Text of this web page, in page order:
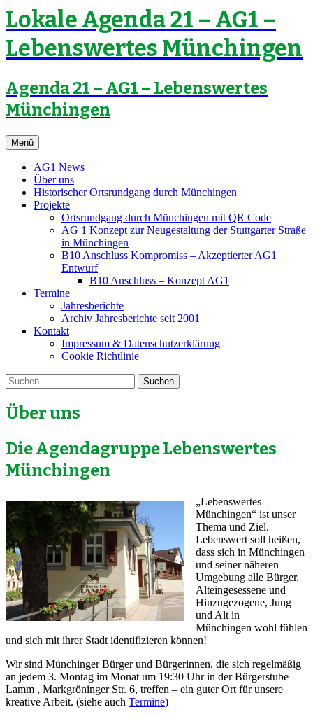
Lokale Agenda 21 – AG1 –
Lebenswertes Münchingen
Agenda 21 – AG1 – Lebenswertes
Münchingen
Menü Zum
Inhalt
springen
AG1 News
Über uns
Historischer Ortsrundgang durch Münchingen
Projekte
Ortsrundgang durch Münchingen mit QR Code
AG 1 Konzept zur Neugestaltung der Stuttgarter Straße
in Münchingen
B10 Anschluss Kompromiss – Akzeptierter AG1
Entwurf
B10 Anschluss – Konzept AG1
Termine
Jahresberichte
Archiv Jahresberichte seit 2001
Kontakt
Impressum & Datenschutzerklärung
Cookie Richtlinie
Suchen
nach:
Über uns
Die Agendagruppe Lebenswertes
Münchingen
„Lebenswertes
Münchingen“ ist unser
Thema und Ziel.
Lebenswert soll heißen,
dass sich in Münchingen
und seiner näheren
Umgebung alle Bürger,
Alteingesessene und
Hinzugezogene, Jung
und Alt in
Münchingen wohl fühlen
und sich mit ihrer Stadt identifizieren können!
Wir sind Münchinger Bürger und Bürgerinnen, die sich regelmäßig
an jedem 3. Montag im Monat um 19:30 Uhr in der Bürgerstube
Lamm , Markgröninger Str. 6, treffen – ein guter Ort für unsere
kreative Arbeit. (siehe auch Termine)